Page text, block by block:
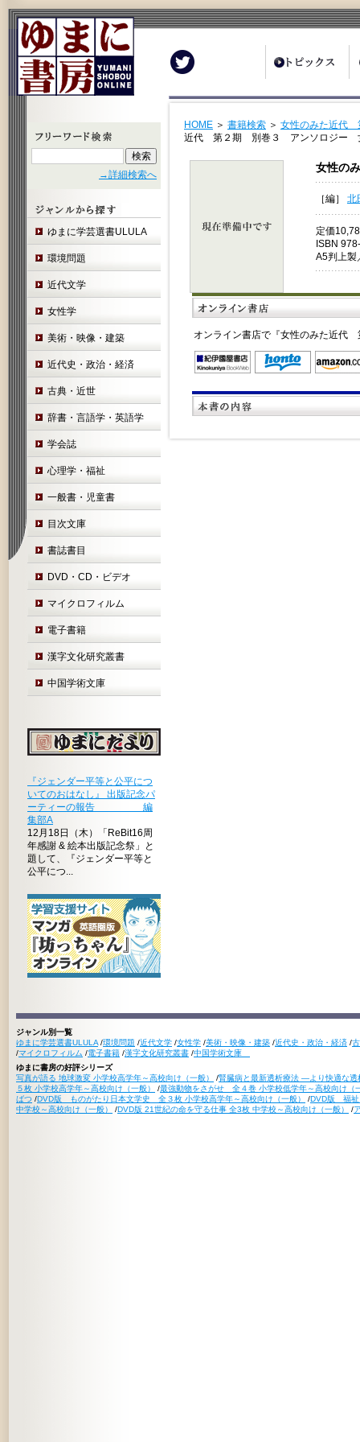
→詳細検索へ
ゆまに学芸選書ULULA
環境問題
近代文学
女性学
美術・映像・建築
近代史・政治・経済
古典・近世
辞書・言語学・英語学
学会誌
心理学・福祉
一般書・児童書
目次文庫
書誌書目
DVD・CD・ビデオ
マイクロフィルム
電子書籍
漢字文化研究叢書
中国学術文庫
『ジェンダー平等と公平につ
いてのおはなし』 出版記念パ
ーティーの報告 編
集部A
12月18日（木）「ReBit16周
年感謝 & 絵本出版記念祭」と
題して、『ジェンダー平等と
公平につ...
HOME ＞ 書籍検索 ＞ 女性のみた近代
近代 第２期 別巻３ アンソロジー
女性の
［編］ 北
定価
ISBN
A5判上製
オンライン書店で『女性のみた近
ジャンル別一覧
ゆまに学芸選書ULULA /環境問題 /近代文学 /女性学 /美術・映像・建築 /近代史・政治・経済 /
/マイクロフィルム /電子書籍 /漢字文化研究叢書 /中国学術文庫
ゆまに書房の好評シリーズ
写真が語る 地球激変 小学校高学年～高校向け（一般）
/腎臓病と最新透析療法 ―より快適な
５枚 小学校高学年～高校向け（一般）
/最強動物をさがせ 全４巻 小学校低学年～高校向け（
ばつ /DVD版 ものがたり日本文学史 全３枚 小学校高学年～高校向け（一般） /DVD版 福祉
中学校～高校向け（一般）
/DVD版 21世紀の命を守る仕事 全3枚 中学校～高校向け（一般） /